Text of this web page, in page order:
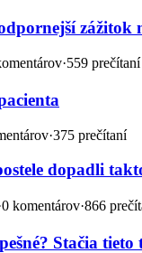
zážitok
·559 prečítaní
·375 prečítaní
dopadli
0 komentárov·866
Stačia tieto